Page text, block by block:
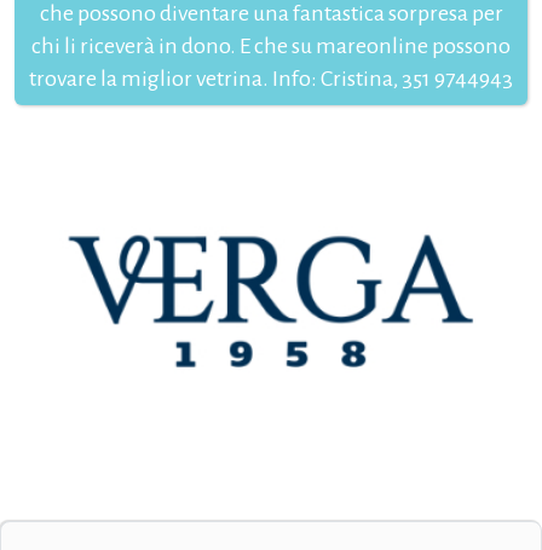
che possono diventare una fantastica sorpresa per
chi li riceverà in dono. E che su mareonline possono
trovare la miglior vetrina. Info: Cristina, 351 9744943